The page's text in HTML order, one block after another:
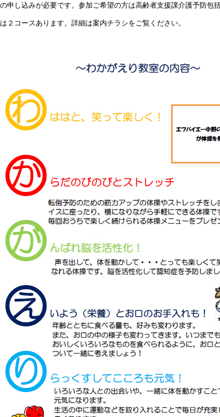
申し込みが必要です。参加ご希望の方は高齢者支援課介護予防包
２コースあります。詳細は案内チラシをご覧ください。